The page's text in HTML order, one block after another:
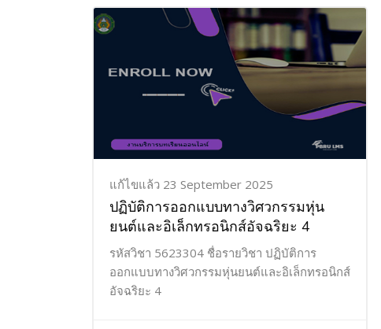
แก้ไขแล้ว 23 September 2025
ปฏิบัติการออกแบบทางวิศวกรรมหุ่น
ยนต์และอิเล็กทรอนิกส์อัจฉริยะ 4
รหัสวิชา 5623304 ชื่อรายวิชา ปฏิบัติการ
ออกแบบทางวิศวกรรมหุ่นยนต์และอิเล็กทรอนิกส์
อัจฉริยะ 4